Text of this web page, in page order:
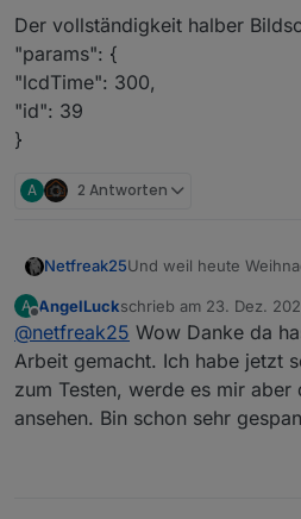
Der vollständigkeit halber
"params": {
"lcdTime": 300,
"id": 39
}
A 2 Antworten
Netfreak25Und weil heute
AC Enable/Disable
Published nach:
/app/UserID/
Die UserID bekommt
credentials skript.
A
Offline
AngelLuckschrieb am 23. Dez.
zuletzt editiert von
@netfreak25 Wow Danke da
Arbeit gemacht. Ich habe jetzt
zum Testen, werde es mir aber
ansehen. Bin schon sehr